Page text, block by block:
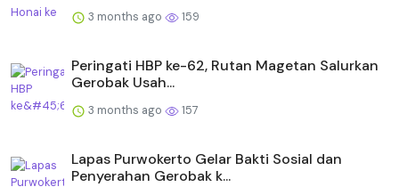
3 months ago 159
Peringati HBP ke-62, Rutan Magetan Salurkan
Gerobak Usah...
3 months ago 157
Lapas Purwokerto Gelar Bakti Sosial dan
Penyerahan Gerobak k...